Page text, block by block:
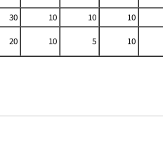
30 10 10
10
20 10 5 10